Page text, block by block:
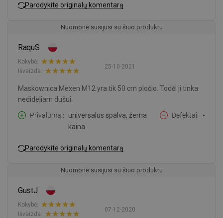
Parodykite originalų komentarą
Nuomonė susijusi su šiuo produktu
RaquS
25-10-2021
Kokybė:
Išvaizda:
Maskownica Mexen M12 yra tik 50 cm pločio. Todėl ji tinka
nedideliam dušui.
Privalumai
universalus spalva, žema
kaina
Defektai -
Parodykite originalų komentarą
Nuomonė susijusi su šiuo produktu
GustJ
07-12-2020
Kokybė:
Išvaizda: